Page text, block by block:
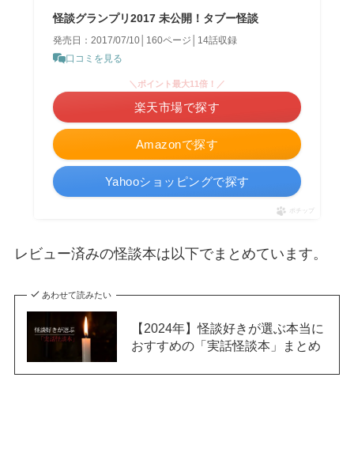
怪談グランプリ2017 未公開！タブー怪談
発売日：2017/07/10│160ページ│14話収録
口コミを見る
Amazonで探す
＼ポイント最大11倍！／
楽天市場で探す
Yahooショッピングで探す
ポチップ
レビュー済みの怪談本は以下でまとめています。
あわせて読みたい
【2024年】怪談好きが選ぶ本当に
おすすめの「実話怪談本」まとめ